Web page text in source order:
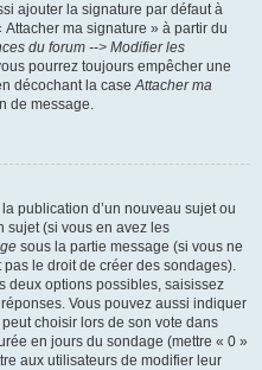
ajouter la signature par défaut à
ma signature » à partir du
du forum --> Modifier les
pourrez toujours empêcher une
décochant la caseAttacher ma
de message.
publication d’un nouveau sujet ou
sujet (si vous en avez les
sous la partie message (si vous ne
pas le droit de créer des sondages).
deux options possibles, saisissez
Vous pouvez aussi indiquer
choisir lors de son vote dans
en jours du sondage (mettre « 0 »
aux utilisateurs de modifier leur